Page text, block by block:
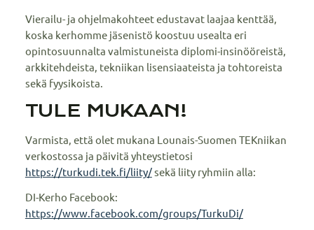
Vierailu- ja ohjelmakohteet edustavat laajaa kenttää,
koska kerhomme jäsenistö koostuu usealta eri
opintosuunnalta valmistuneista diplomi-insinööreistä,
arkkitehdeista, tekniikan lisensiaateista ja tohtoreista
sekä fyysikoista.
TULE MUKAAN!
Varmista, että olet mukana Lounais-Suomen TEKniikan
verkostossa ja päivitä yhteystietosi
https://turkudi.tek.fi/liity/sekä liity ryhmiin alla:
DI-Kerho Facebook:
https://www.facebook.com/groups/TurkuDi/